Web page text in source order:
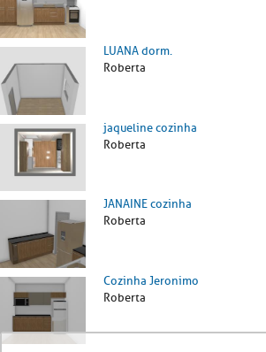
LUANA dorm.
Roberta
jaqueline cozinha
Roberta
JANAINE cozinha
Roberta
Cozinha Jeronimo
Roberta